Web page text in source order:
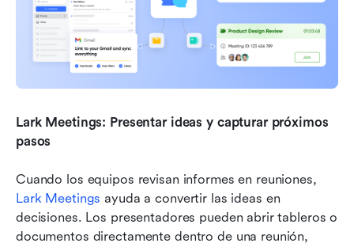
Lark Meetings: Presentar ideas y capturar próximos
pasos
Lark Meetings ayuda a convertir las ideas en
decisiones. Los presentadores pueden abrir tableros o
documentos directamente dentro de una reunión,